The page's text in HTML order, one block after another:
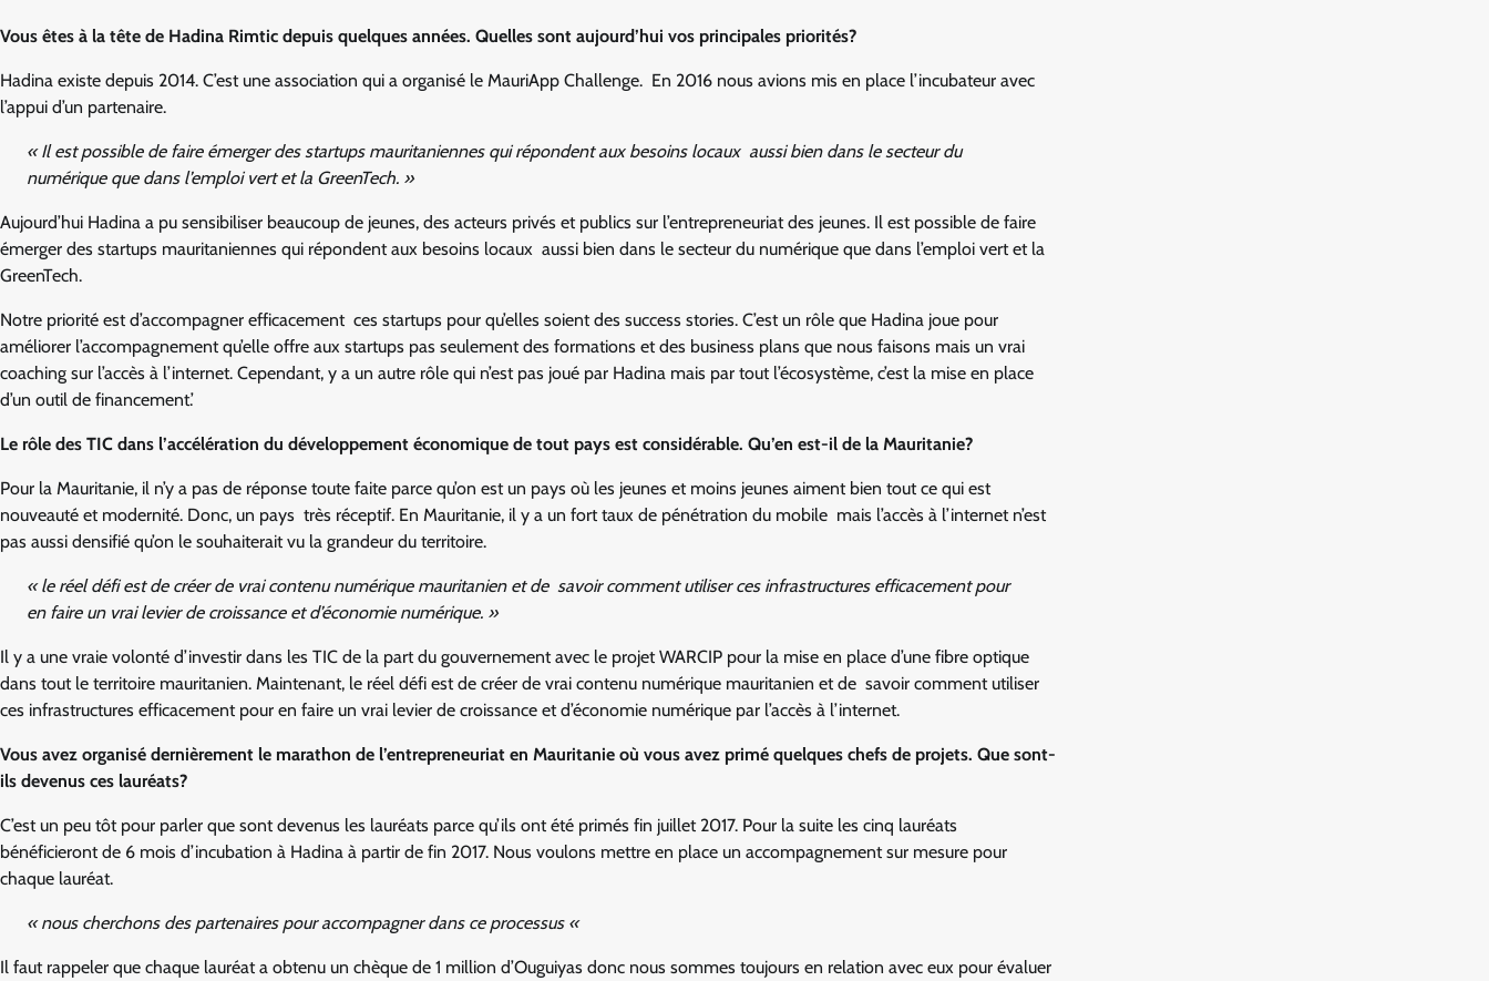
Vous êtes à la tête de Hadina Rimtic depuis quelques années. Quelles sont aujourd’hui vos principales priorités?
Hadina existe depuis 2014. C’est une association qui a organisé le MauriApp Challenge. En 2016 nous avions mis en place l’incubateur avec
l’appui d’un partenaire.
« Il est possible de faire émerger des startups mauritaniennes qui répondent aux besoins locaux aussi bien dans le secteur du
numérique que dans l’emploi vert et la GreenTech. »
Aujourd’hui Hadina a pu sensibiliser beaucoup de jeunes, des acteurs privés et publics sur l’entrepreneuriat des jeunes. Il est possible de faire
émerger des startups mauritaniennes qui répondent aux besoins locaux aussi bien dans le secteur du numérique que dans l’emploi vert et la
GreenTech.
Notre priorité est d’accompagner efficacement ces startups pour qu’elles soient des success stories. C’est un rôle que Hadina joue pour
améliorer l’accompagnement qu’elle offre aux startups pas seulement des formations et des business plans que nous faisons mais un vrai
coaching sur l’accès à l’internet. Cependant, y a un autre rôle qui n’est pas joué par Hadina mais par tout l’écosystème, c’est la mise en place
d’un outil de financement.’
Le rôle des TIC dans l’accélération du développement économique de tout pays est considérable. Qu’en est-il de la Mauritanie?
Pour la Mauritanie, il n’y a pas de réponse toute faite parce qu’on est un pays où les jeunes et moins jeunes aiment bien tout ce qui est
nouveauté et modernité. Donc, un pays très réceptif. En Mauritanie, il y a un fort taux de pénétration du mobile mais l’accès à l’internet n’est
pas aussi densifié qu’on le souhaiterait vu la grandeur du territoire.
« le réel défi est de créer de vrai contenu numérique mauritanien et de savoir comment utiliser ces infrastructures efficacement pour
en faire un vrai levier de croissance et d’économie numérique. »
Il y a une vraie volonté d’investir dans les TIC de la part du gouvernement avec le projet WARCIP pour la mise en place d’une fibre optique
dans tout le territoire mauritanien. Maintenant, le réel défi est de créer de vrai contenu numérique mauritanien et de savoir comment utiliser
ces infrastructures efficacement pour en faire un vrai levier de croissance et d’économie numérique par l’accès à l’internet.
Vous avez organisé dernièrement le marathon de l’entrepreneuriat en Mauritanie où vous avez primé quelques chefs de projets. Que sont-
ils devenus ces lauréats?
C’est un peu tôt pour parler que sont devenus les lauréats parce qu’ils ont été primés fin juillet 2017. Pour la suite les cinq lauréats
bénéficieront de 6 mois d’incubation à Hadina à partir de fin 2017. Nous voulons mettre en place un accompagnement sur mesure pour
chaque lauréat.
« nous cherchons des partenaires pour accompagner dans ce processus «
Il faut rappeler que chaque lauréat a obtenu un chèque de 1 million d’Ouguiyas donc nous sommes toujours en relation avec eux pour évaluer